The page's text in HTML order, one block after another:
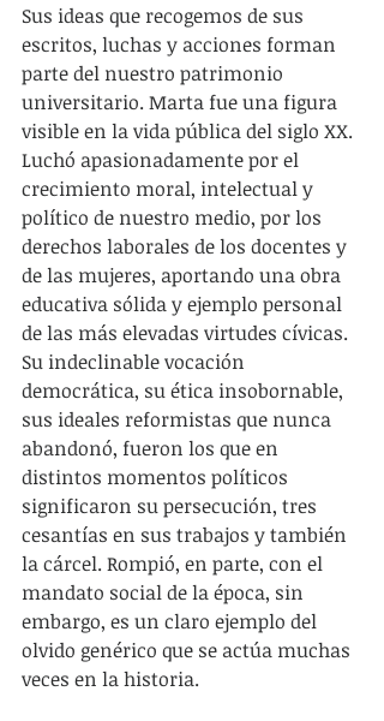
Sus ideas que recogemos de sus
escritos, luchas y acciones forman
parte del nuestro patrimonio
universitario. Marta fue una figura
visible en la vida pública del siglo XX.
Luchó apasionadamente por el
crecimiento moral, intelectual y
político de nuestro medio, por los
derechos laborales de los docentes y
de las mujeres, aportando una obra
educativa sólida y ejemplo personal
de las más elevadas virtudes cívicas.
Su indeclinable vocación
democrática, su ética insobornable,
sus ideales reformistas que nunca
abandonó, fueron los que en
distintos momentos políticos
significaron su persecución, tres
cesantías en sus trabajos y también
la cárcel. Rompió, en parte, con el
mandato social de la época, sin
embargo, es un claro ejemplo del
olvido genérico que se actúa muchas
veces en la historia.